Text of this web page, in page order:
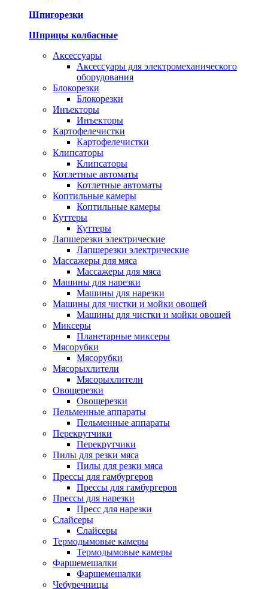
Шпигорезки
Шприцы колбасные
Аксессуары
Аксессуары для электромеханического
оборудования
Блокорезки
Блокорезки
Инъекторы
Инъекторы
Картофелечистки
Картофелечистки
Клипсаторы
Клипсаторы
Котлетные автоматы
Котлетные автоматы
Коптильные камеры
Коптильные камеры
Куттеры
Куттеры
Лапшерезки электрические
Лапшерезки электрические
Массажеры для мяса
Массажеры для мяса
Машины для нарезки
Машины для нарезки
Машины для чистки и мойки овощей
Машины для чистки и мойки овощей
Миксеры
Планетарные миксеры
Мясорубки
Мясорубки
Мясорыхлители
Мясорыхлители
Овощерезки
Овощерезки
Пельменные аппараты
Пельменные аппараты
Перекрутчики
Перекрутчики
Пилы для резки мяса
Пилы для резки мяса
Прессы для гамбургеров
Прессы для гамбургеров
Прессы для нарезки
Пресс для нарезки
Слайсеры
Слайсеры
Термодымовые камеры
Термодымовые камеры
Фаршемешалки
Фаршемешалки
Чебуречницы